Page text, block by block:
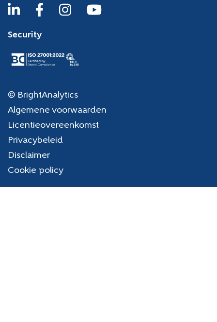
Security
© BrightAnalytics
Algemene voorwaarden
Licentieovereenkomst
Privacybeleid
Disclaimer
Cookie policy